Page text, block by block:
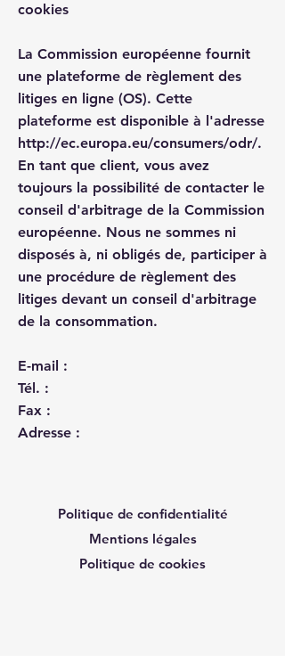
cookies
La Commission européenne fournit
une plateforme de règlement des
litiges en ligne (OS). Cette
plateforme est disponible à l'adresse
http://ec.europa.eu/consumers/odr/.
En tant que client, vous avez
toujours la possibilité de contacter le
conseil d'arbitrage de la Commission
européenne. Nous ne sommes ni
disposés à, ni obligés de, participer à
une procédure de règlement des
litiges devant un conseil d'arbitrage
de la consommation.
E-mail :
Tél. :
Fax :
Adresse :
Politique de confidentialité
Mentions légales
Politique de cookies